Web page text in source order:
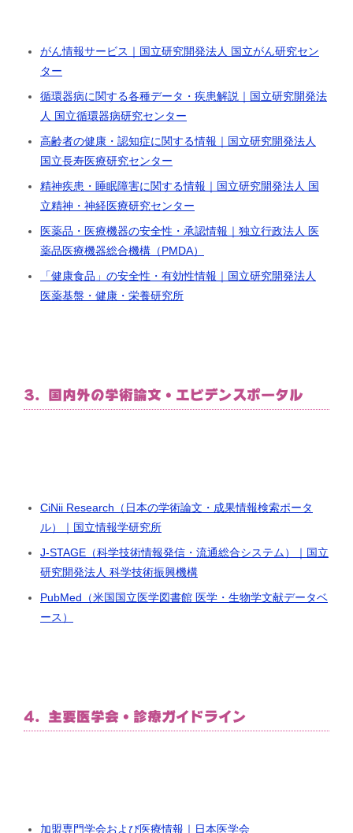
がん情報サービス｜国立研究開発法人 国立がん研究セン
ター
循環器病に関する各種データ・疾患解説｜国立研究開発法
人 国立循環器病研究センター
高齢者の健康・認知症に関する情報｜国立研究開発法人
国立長寿医療研究センター
精神疾患・睡眠障害に関する情報｜国立研究開発法人 国
立精神・神経医療研究センター
医薬品・医療機器の安全性・承認情報｜独立行政法人 医
薬品医療機器総合機構（PMDA）
「健康食品」の安全性・有効性情報｜国立研究開発法人
医薬基盤・健康・栄養研究所
3. 国内外の学術論文・エビデンスポータル
CiNii Research（日本の学術論文・成果情報検索ポータ
ル）｜国立情報学研究所
J-STAGE（科学技術情報発信・流通総合システム）｜国立
研究開発法人 科学技術振興機構
PubMed（米国国立医学図書館 医学・生物学文献データベ
ース）
4. 主要医学会・診療ガイドライン
加盟専門学会および医療情報｜日本医学会